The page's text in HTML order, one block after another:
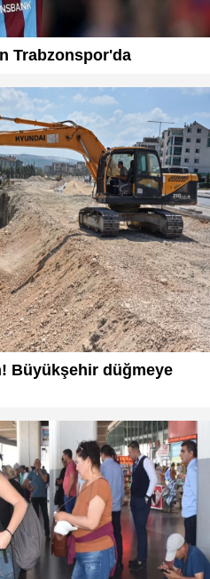
Trabzonspor'da
Büyükşehir düğmeye